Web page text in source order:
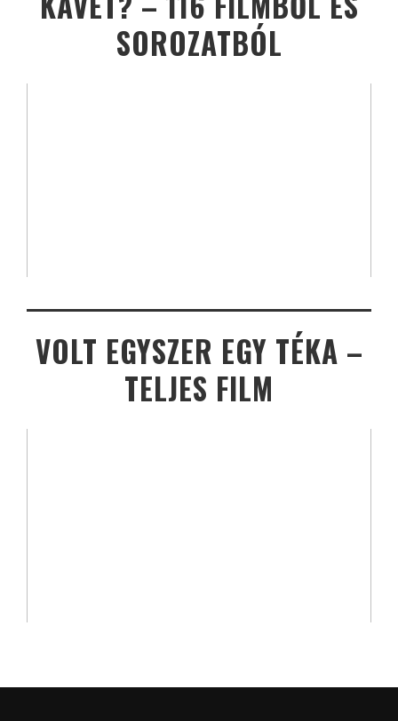
SOROZATBÓL
VOLT EGYSZER EGY TÉKA –
TELJES FILM